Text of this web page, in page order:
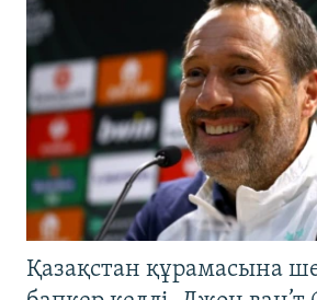
Қазақстан құрамасына